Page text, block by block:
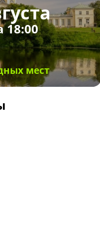
18:00
мест